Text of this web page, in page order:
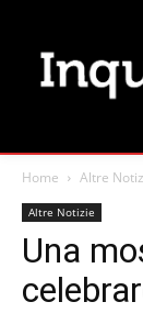
Home Altre
Altre Notizie
Una